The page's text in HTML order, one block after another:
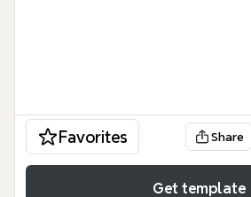
Favorites Share
Get template